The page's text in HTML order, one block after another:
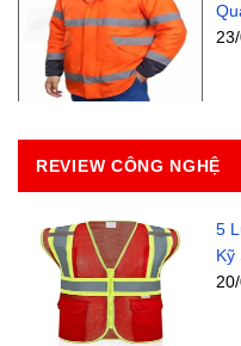
REVIEW CÔNG NGHỆ
5
Kỹ